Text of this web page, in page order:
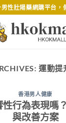
性壯陽藥網購平台，
運動提
香港男人健康
性行為表現嗎
與改善方案